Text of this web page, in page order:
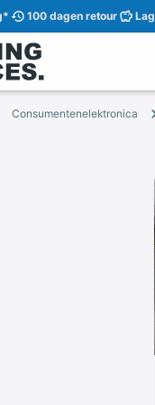
* 100 dagenretour
Consumentenelektronica